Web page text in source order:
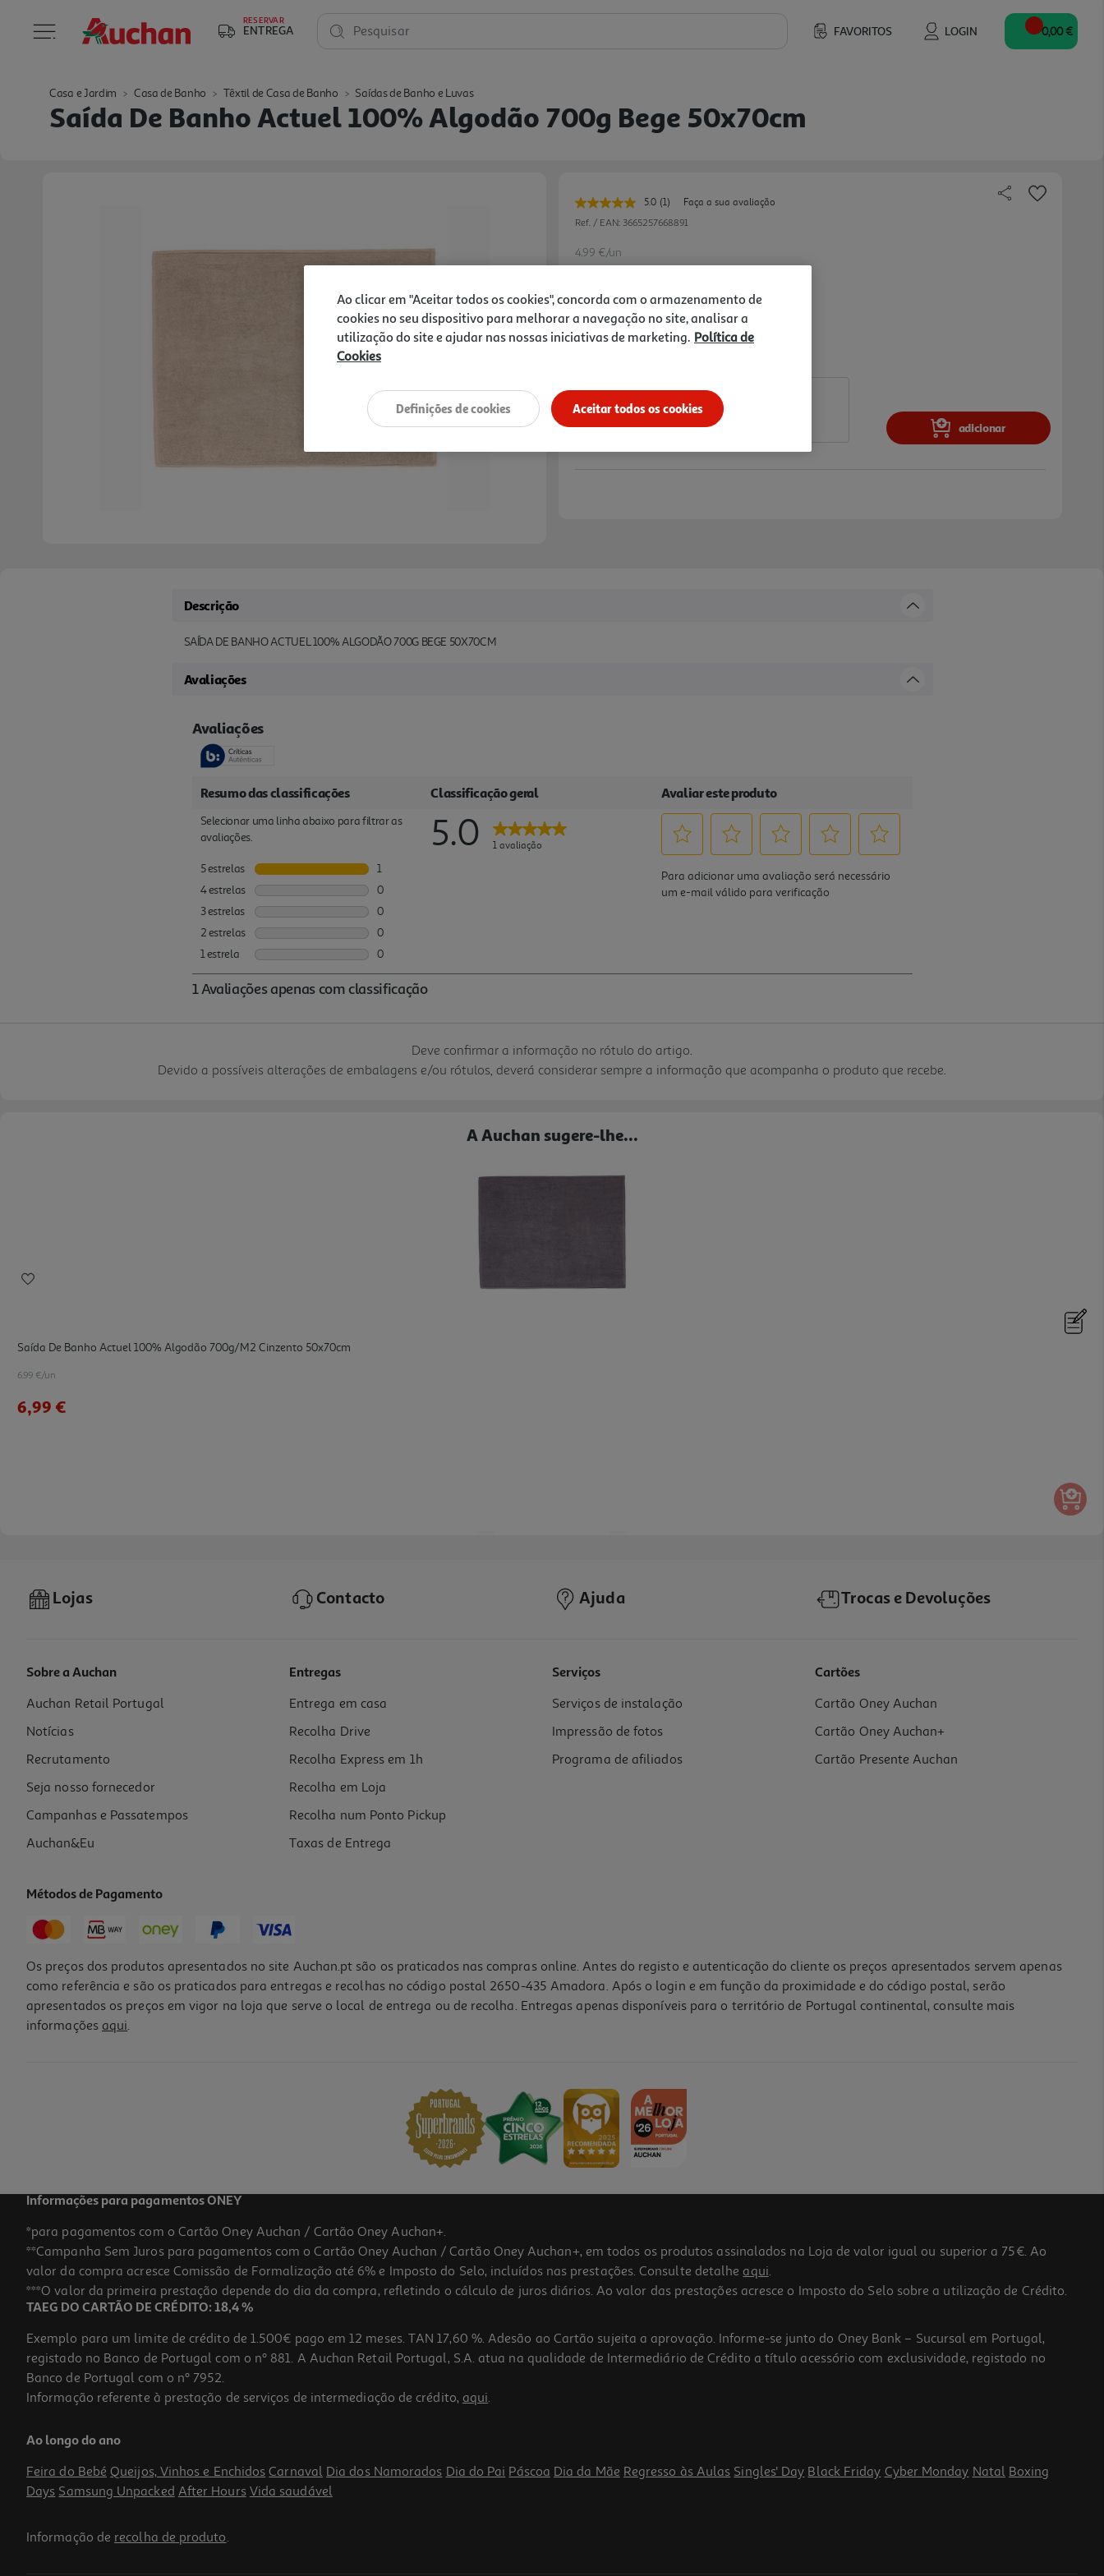
RESERVAR
ENTREGA FAVORITOS LOGIN
Pesquisar 0,00 €
Casa e Jardim Casa de Banho Têxtil de Casa de Banho Saídas de Banho e Luvas
Saída De Banho Actuel 100% Algodão 700g Bege 50x70cm
5.0 Leu
uma
para
página.
(1)
Faça a sua avaliação
Ref. / EAN: 3665257668891
4.99 €/un
4,99 €
adicionar
Descrição
SAÍDA DE BANHO ACTUEL 100% ALGODÃO 700G BEGE 50X70CM
Avaliações
Deve confirmar a informação no rótulo do artigo.
Devido a possíveis alterações de embalagens e/ou rótulos, deverá considerar sempre a informação que acompanha o produto que recebe.
A Auchan sugere-lhe...
Saída De Banho Actuel 100% Algodão 700g/m2 Cinzento 50x70cm
6.99 €/un
6,99 €
Saída De Banho Actuel 100% Algodão 700g Azul 50x70cm
4.99 €/un
4,99 €
4.99 €/un
4,99 €
Lojas Contacto Ajuda Trocas e Devoluções
Sobre a Auchan
Auchan Retail Portugal
Notícias
Recrutamento
Seja nosso fornecedor
Campanhas e Passatempos
Auchan&Eu
Entregas
Entrega em casa
Recolha Drive
Recolha Express em 1h
Recolha em Loja
Recolha num Ponto Pickup
Taxas de Entrega
Serviços
Serviços de instalação
Impressão de fotos
Programa de afiliados
Cartões
Cartão Oney Auchan
Cartão Oney Auchan+
Cartão Presente Auchan
Métodos de Pagamento
Os preços dos produtos apresentados no site Auchan.pt são os praticados nas compras online. Antes do registo e autenticação do cliente os preços apresentados servem apenas
como referência e são os praticados para entregas e recolhas no código postal 2650-435 Amadora. Após o login e em função da proximidade e do código postal, serão
apresentados os preços em vigor na loja que serve o local de entrega ou de recolha. Entregas apenas disponíveis para o território de Portugal continental, consulte mais
informações aqui.
Informações para pagamentos ONEY
*para pagamentos com o Cartão Oney Auchan / Cartão Oney Auchan+.
**Campanha Sem Juros para pagamentos com o Cartão Oney Auchan / Cartão Oney Auchan+, em todos os produtos assinalados na Loja de valor igual ou superior a 75€. Ao
valor da compra acresce Comissão de Formalização até 6% e Imposto do Selo, incluídos nas prestações. Consulte detalhe aqui.
***O valor da primeira prestação depende do dia da compra, refletindo o cálculo de juros diários. Ao valor das prestações acresce o Imposto do Selo sobre a utilização de Crédito.
TAEG DO CARTÃO DE CRÉDITO: 18,4 %
Exemplo para um limite de crédito de 1.500€ pago em 12 meses. TAN 17,60 %. Adesão ao Cartão sujeita a aprovação. Informe-se junto do Oney Bank – Sucursal em Portugal,
registado no Banco de Portugal com o nº 881. A Auchan Retail Portugal, S.A. atua na qualidade de Intermediário de Crédito a título acessório com exclusividade, registado no
Banco de Portugal com o nº 7952.
Informação referente à prestação de serviços de intermediação de crédito, aqui.
Ao longo do ano
Feira do Bebé Queijos, Vinhos e Enchidos Carnaval Dia dos Namorados Dia do Pai Páscoa Dia da Mãe Regresso às Aulas Singles' Day Black Friday Cyber Monday Natal Boxing
Days Samsung Unpacked After Hours Vida saudável
Informação de recolha de produto.
Ao clicar em "Aceitar todos os cookies", concorda com o armazenamento de
cookies no seu dispositivo para melhorar a navegação no site, analisar a
utilização do site e ajudar nas nossas iniciativas de marketing. Política de
Cookies
Aceitar todos os cookies
Definições de cookies